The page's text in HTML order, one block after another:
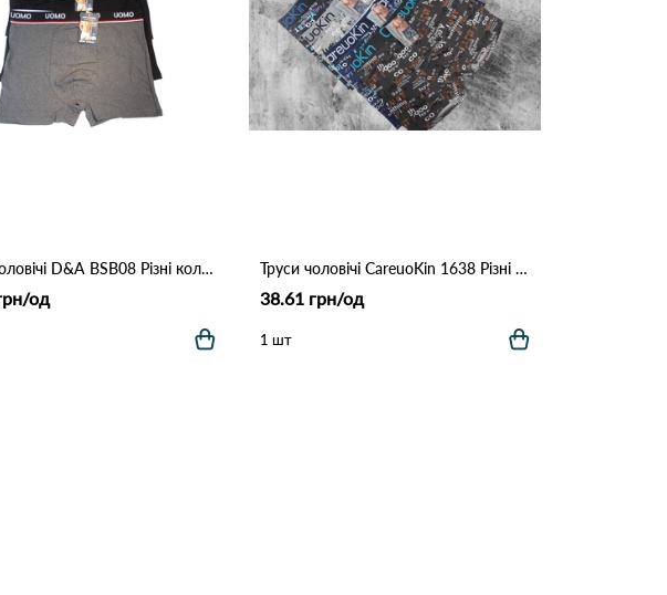
Труси чоловічі D&A BSB08 Різні кольори
од
Труси чоловічі CareuoKin 1638 Різні кольори
38.61 грн/од
1 шт